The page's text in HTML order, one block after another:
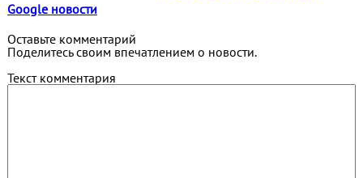
Google новости
Оставьте комментарий
Поделитесь своим впечатлением о новости.
Текст комментария